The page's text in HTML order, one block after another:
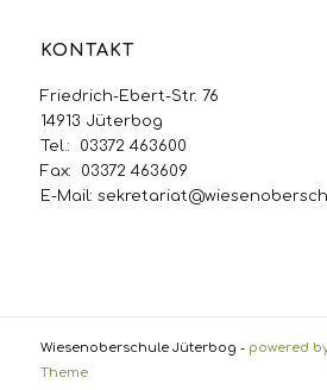
KONTAKT
Friedrich-Ebert-Str. 76
14913 Jüterbog
Tel.: 03372 463600
Fax: 03372 463609
E-Mail:
Wiesenoberschule Jüterbog - powered
Theme